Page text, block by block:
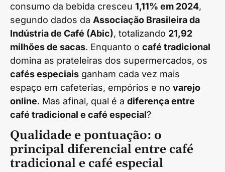
consumo da bebida cresceu 1,11% em 2024,
segundo dados da Associação Brasileira da
Indústria de Café (Abic), totalizando 21,92
milhões de sacas. Enquanto o café tradicional
domina as prateleiras dos supermercados, os
cafés especiais ganham cada vez mais
espaço em cafeterias, empórios e no varejo
online. Mas afinal, qual é a diferença entre
café tradicional e café especial?
Qualidade e pontuação: o
principal diferencial entre café
tradicional e café especial